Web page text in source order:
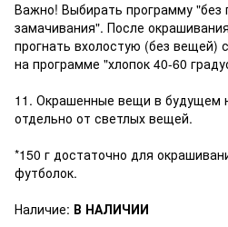
Важно! Выбирать программу "без
замачивания". После
прогнать вхолостую (без вещей)
на программе "хлопок 40-60
11. Окрашенные вещи в будущем
отдельно от светлых вещей.
*150 г достаточно для
футболок.
Наличие: В НАЛИЧИИ